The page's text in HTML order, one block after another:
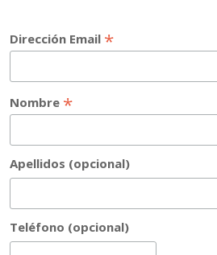
Dirección Email *
Nombre *
Apellidos (opcional)
Teléfono (opcional)